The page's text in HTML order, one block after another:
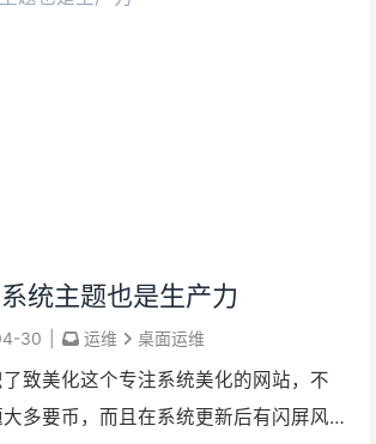
统主题也是生产力
30 运维 桌面运维
致美化这个专注系统美化的网站，不
多要币，而且在系统更新后有闪屏风